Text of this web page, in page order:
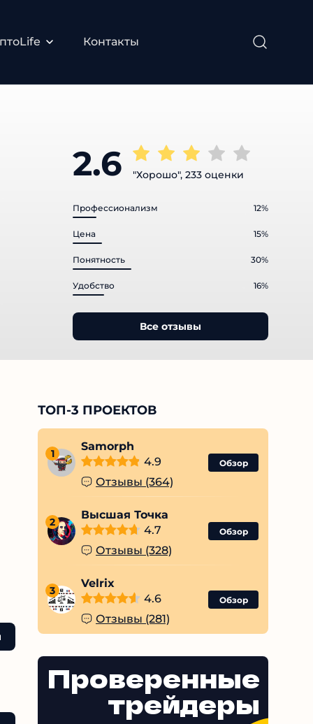
Контакты
2.6 "Хорошо", 233 оценки
Профессионализм 12%
Цена 15%
Понятность 30%
Удобство 16%
Все отзывы
ТОП-3 ПРОЕКТОВ
1
Samorph
4.9
Отзывы (364)
Обзор
2
Высшая Точка
4.7
Отзывы (328)
Обзор
3
Velrix
4.6
Отзывы (281)
Обзор
Проверенные
трейдеры